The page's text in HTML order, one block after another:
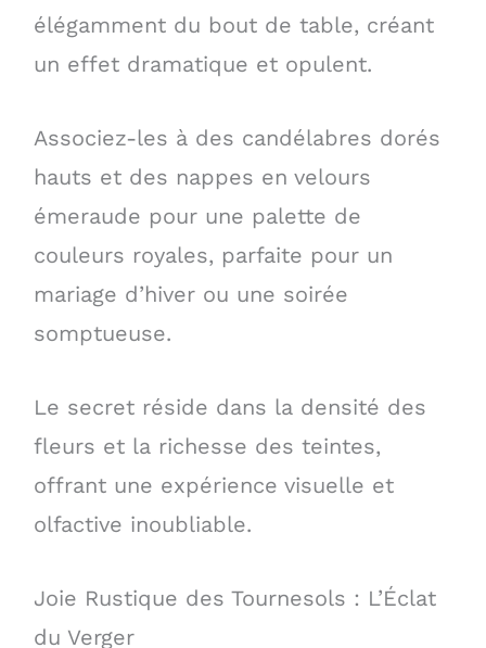
élégamment du bout de table, créant
un effet dramatique et opulent.
Associez-les à des candélabres dorés
hauts et des nappes en velours
émeraude pour une palette de
couleurs royales, parfaite pour un
mariage d’hiver ou une soirée
somptueuse.
Le secret réside dans la densité des
fleurs et la richesse des teintes,
offrant une expérience visuelle et
olfactive inoubliable.
Joie Rustique des Tournesols : L’Éclat
du Verger